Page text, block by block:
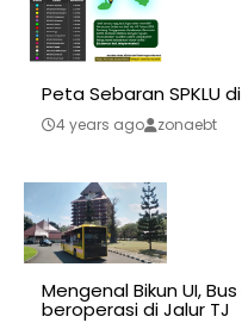
Peta Sebaran SPKLU
4 years ago zonaebt
Mengenal Bikun UI,
beroperasi di Jalur TJ